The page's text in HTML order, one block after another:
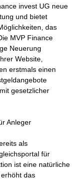
invest UG neue
und bietet
das
MVP Finance
Neuerung
Website,
erstmals einen
gesetzlicher
Anleger
als
für
ist eine natürliche
das